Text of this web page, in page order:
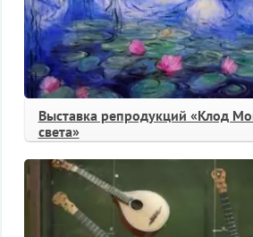
Выставка репродукций «Клод
света»